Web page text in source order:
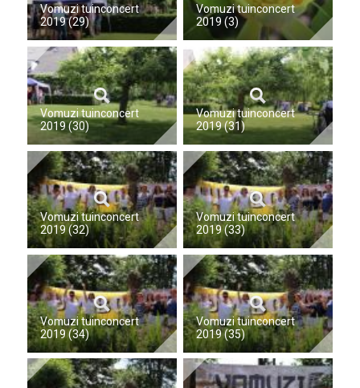
Vomuzi tuinconcert
2019 (29)
Vomuzi tuinconcert
2019 (3)
Vomuzi tuinconcert
2019 (30)
Vomuzi tuinconcert
2019 (31)
Vomuzi tuinconcert
2019 (32)
Vomuzi tuinconcert
2019 (33)
Vomuzi tuinconcert
2019 (34)
Vomuzi tuinconcert
2019 (35)